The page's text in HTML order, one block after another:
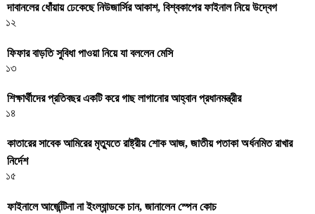
দাবানলের ধোঁয়ায় ঢেকেছে নিউজার্সির আকাশ, বিশ্বকাপের ফাইনাল নিয়ে উদ্বেগ
১২
ফিফার বাড়তি সুবিধা পাওয়া নিয়ে যা বললেন মেসি
১৩
শিক্ষার্থীদের প্রতিবছর একটি করে গাছ লাগানোর আহ্বান প্রধানমন্ত্রীর
১৪
কাতারের সাবেক আমিরের মৃত্যুতে রাষ্ট্রীয় শোক আজ, জাতীয় পতাকা অর্ধনমিত রাখার
নির্দেশ
১৫
ফাইনালে আর্জেন্টিনা না ইংল্যান্ডকে চান, জানালেন স্পেন কোচ